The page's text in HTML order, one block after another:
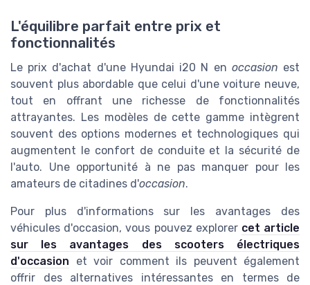
L'équilibre parfait entre prix et
fonctionnalités
Le prix d'achat d'une Hyundai i20 N en occasion est
souvent plus abordable que celui d'une voiture neuve,
tout en offrant une richesse de fonctionnalités
attrayantes. Les modèles de cette gamme intègrent
souvent des options modernes et technologiques qui
augmentent le confort de conduite et la sécurité de
l'auto. Une opportunité à ne pas manquer pour les
amateurs de citadines d'occasion.
Pour plus d'informations sur les avantages des
véhicules d'occasion, vous pouvez explorer cet article
sur les avantages des scooters électriques
d'occasion et voir comment ils peuvent également
offrir des alternatives intéressantes en termes de